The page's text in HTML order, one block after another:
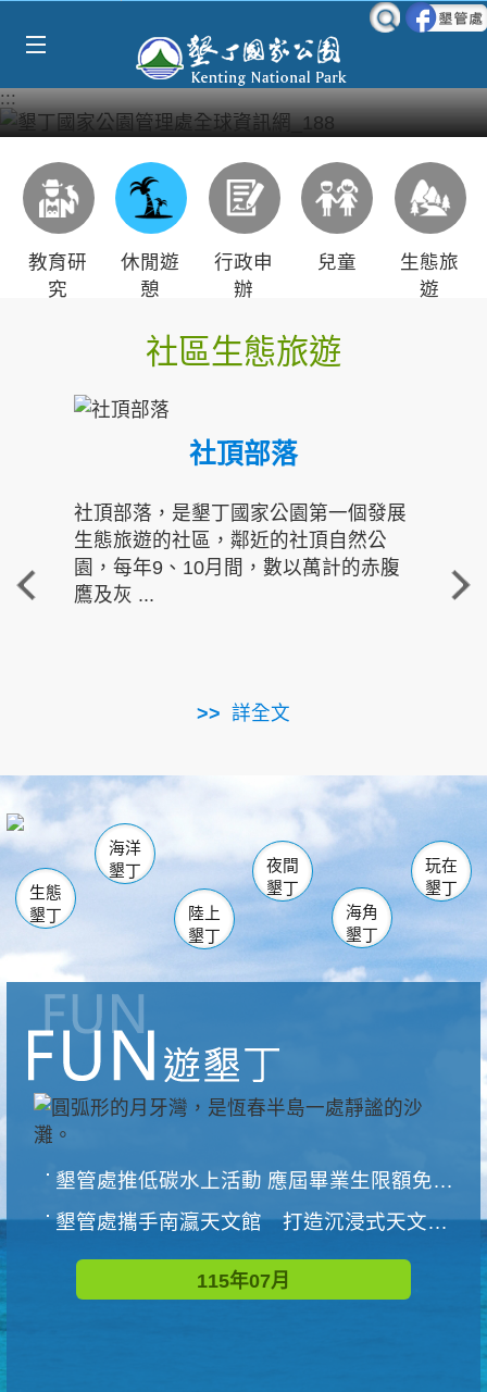
:::
教育研
究
休閒遊
憩
行政申
辦
兒童
生態旅
遊
社區生態旅遊
社頂部落
社頂部落，是墾丁國家公園第一個發展
生態旅遊的社區，鄰近的社頂自然公
園，每年9、10月間，數以萬計的赤腹
鷹及灰 ...
詳全文
重
走進
南仁湖
海生館
恆春 佳樂水
龍鑾潭自然中心 森林遊樂區
瓊麻館
關山 墾管處遊客中心
社頂公園 風吹沙
船帆石
白砂 龍磐公園
香蕉灣
砂島
鵝鑾鼻
生態
墾丁
海洋
墾丁
陸上
墾丁
夜間
墾丁
海角
墾丁
玩在
墾丁
墾管處推低碳水上活動 應屆畢業生限額免費參加
墾管處攜手南瀛天文館 打造沉浸式天文探索營隊
115年07月